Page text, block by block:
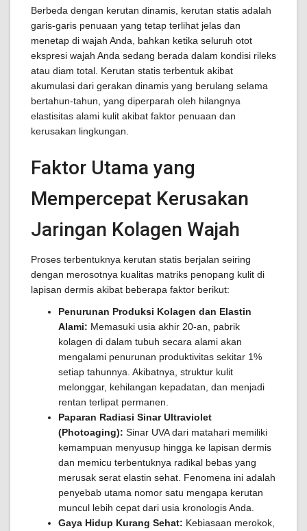
Berbeda dengan kerutan dinamis, kerutan statis adalah
garis-garis penuaan yang tetap terlihat jelas dan
menetap di wajah Anda, bahkan ketika seluruh otot
ekspresi wajah Anda sedang berada dalam kondisi rileks
atau diam total. Kerutan statis terbentuk akibat
akumulasi dari gerakan dinamis yang berulang selama
bertahun-tahun, yang diperparah oleh hilangnya
elastisitas alami kulit akibat faktor penuaan dan
kerusakan lingkungan.
Faktor Utama yang
Mempercepat Kerusakan
Jaringan Kolagen Wajah
Proses terbentuknya kerutan statis berjalan seiring
dengan merosotnya kualitas matriks penopang kulit di
lapisan dermis akibat beberapa faktor berikut:
Penurunan Produksi Kolagen dan Elastin
Alami: Memasuki usia akhir 20-an, pabrik
kolagen di dalam tubuh secara alami akan
mengalami penurunan produktivitas sekitar 1%
setiap tahunnya. Akibatnya, struktur kulit
melonggar, kehilangan kepadatan, dan menjadi
rentan terlipat permanen.
Paparan Radiasi Sinar Ultraviolet
(Photoaging): Sinar UVA dari matahari memiliki
kemampuan menyusup hingga ke lapisan dermis
dan memicu terbentuknya radikal bebas yang
merusak serat elastin sehat. Fenomena ini adalah
penyebab utama nomor satu mengapa kerutan
muncul lebih cepat dari usia kronologis Anda.
Gaya Hidup Kurang Sehat: Kebiasaan merokok,